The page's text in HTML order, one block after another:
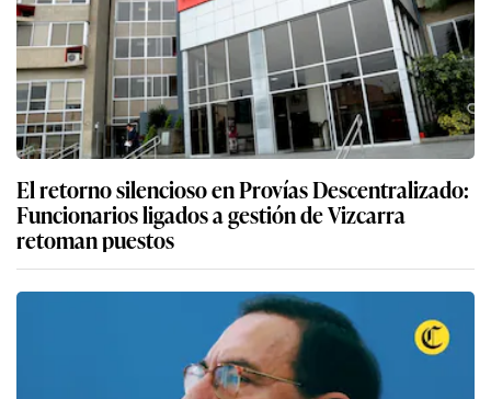
El retorno silencioso en Provías Descentralizado:
Funcionarios ligados a gestión de Vizcarra
retoman puestos